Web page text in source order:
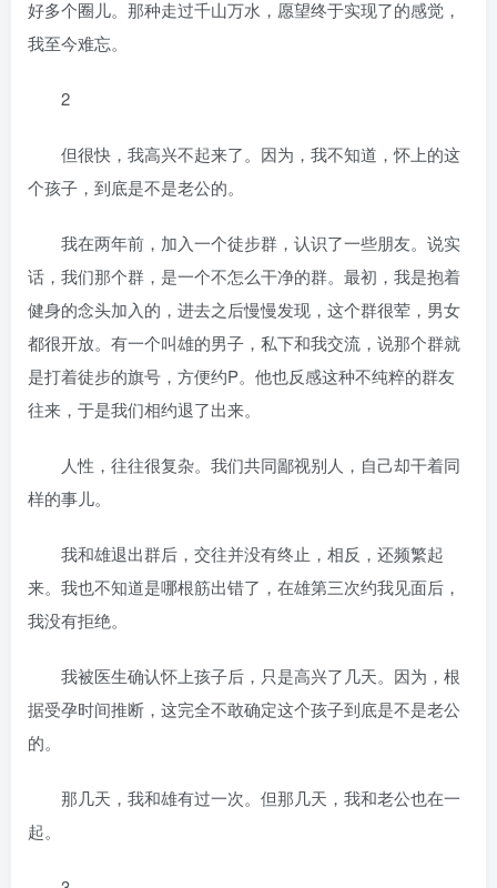
好多个圈儿。那种走过千山万水，愿望终于实现了的感觉，
我至今难忘。
2
但很快，我高兴不起来了。因为，我不知道，怀上的这
个孩子，到底是不是老公的。
我在两年前，加入一个徒步群，认识了一些朋友。说实
话，我们那个群，是一个不怎么干净的群。最初，我是抱着
健身的念头加入的，进去之后慢慢发现，这个群很荤，男女
都很开放。有一个叫雄的男子，私下和我交流，说那个群就
是打着徒步的旗号，方便约P。他也反感这种不纯粹的群友
往来，于是我们相约退了出来。
人性，往往很复杂。我们共同鄙视别人，自己却干着同
样的事儿。
我和雄退出群后，交往并没有终止，相反，还频繁起
来。我也不知道是哪根筋出错了，在雄第三次约我见面后，
我没有拒绝。
我被医生确认怀上孩子后，只是高兴了几天。因为，根
据受孕时间推断，这完全不敢确定这个孩子到底是不是老公
的。
那几天，我和雄有过一次。但那几天，我和老公也在一
起。